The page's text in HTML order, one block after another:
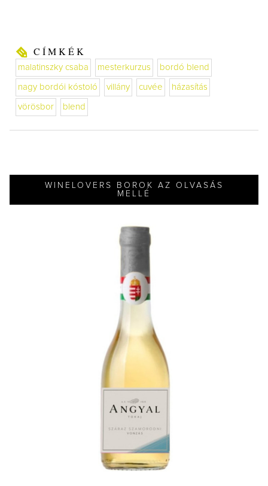
CÍMKÉK
malatinszky csaba mesterkurzus bordó blend
nagy bordói kóstoló villány cuvée házasítás
vörösbor blend
WINELOVERS BOROK AZ OLVASÁS
MELLÉ